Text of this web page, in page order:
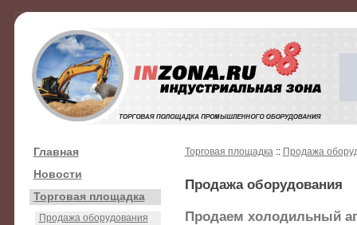
Главная
Новости
Торговая площадка
Продажа оборудования
Торговая площадка:: Продажа
Продажа оборудования
Продаем холодильный